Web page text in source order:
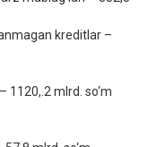
kreditlar –
1120,.2 mlrd. so‘m